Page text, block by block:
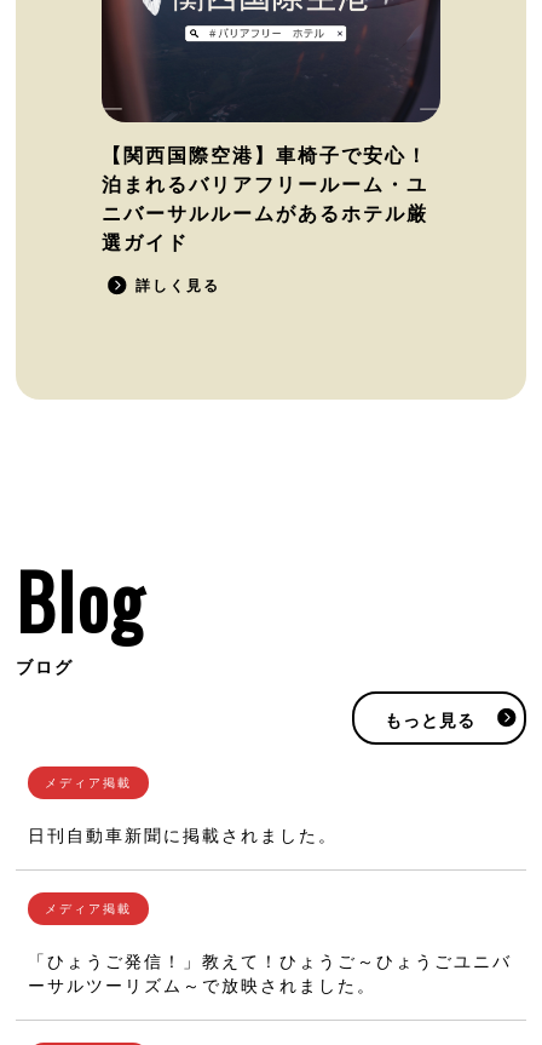
【関西国際空港】車椅子で安心！
泊まれるバリアフリールーム・ユ
ニバーサルルームがあるホテル厳
選ガイド
詳しく見る
Blog
ブログ
もっと見る
日刊自動車新聞に掲載されました。
「ひょうご発信！」教えて！ひょうご～ひょうごユニバ
ーサルツーリズム～で放映されました。